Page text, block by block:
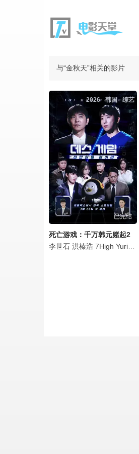
与“金秋天”相关的影片
综艺
韩国
2026
已完结
死亡游戏：千万韩元赌起2
李世石 洪榛浩 7High Yurisa